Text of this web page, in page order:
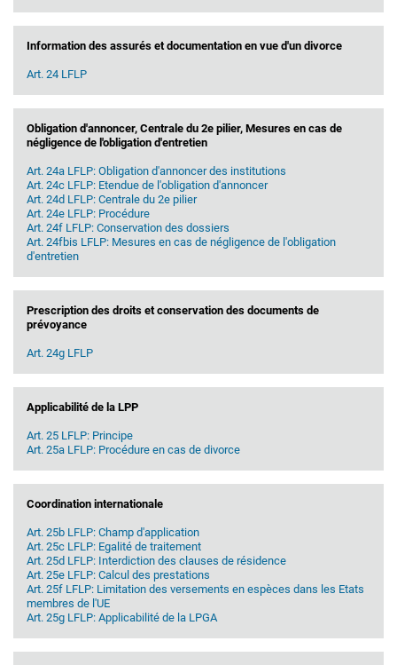
Information des assurés et documentation en vue d'un divorce
Art. 24 LFLP
Obligation d'annoncer, Centrale du 2e pilier, Mesures en cas de
négligence de l'obligation d'entretien
Art. 24a LFLP: Obligation d'annoncer des institutions
Art. 24c LFLP: Etendue de l'obligation d'annoncer
Art. 24d LFLP: Centrale du 2e pilier
Art. 24e LFLP: Procédure
Art. 24f LFLP: Conservation des dossiers
Art. 24fbis LFLP: Mesures en cas de négligence de l'obligation
d'entretien
Prescription des droits et conservation des documents de
prévoyance
Art. 24g LFLP
Applicabilité de la LPP
Art. 25 LFLP: Principe
Art. 25a LFLP: Procédure en cas de divorce
Coordination internationale
Art. 25b LFLP: Champ d'application
Art. 25c LFLP: Egalité de traitement
Art. 25d LFLP: Interdiction des clauses de résidence
Art. 25e LFLP: Calcul des prestations
Art. 25f LFLP: Limitation des versements en espèces dans les Etats
membres de l'UE
Art. 25g LFLP: Applicabilité de la LPGA